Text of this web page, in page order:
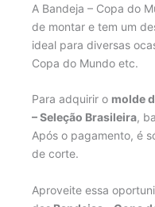
A Bandeja – Copa do
de montar e tem um
ideal para diversas
Copa do Mundo etc.
Para adquirir o molde
– Seleção Brasileira,
Após o pagamento, é
de corte.
Aproveite essa